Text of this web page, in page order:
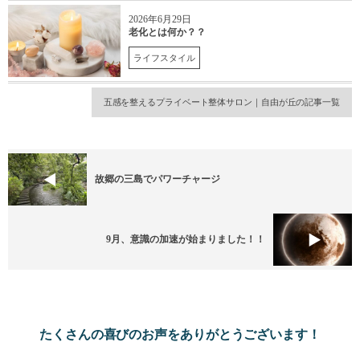
2026年6月29日
老化とは何か？？
ライフスタイル
五感を整えるプライベート整体サロン｜自由が丘の記事一覧
故郷の三島でパワーチャージ
9月、意識の加速が始まりました！！
たくさんの喜びのお声をありがとうございます！